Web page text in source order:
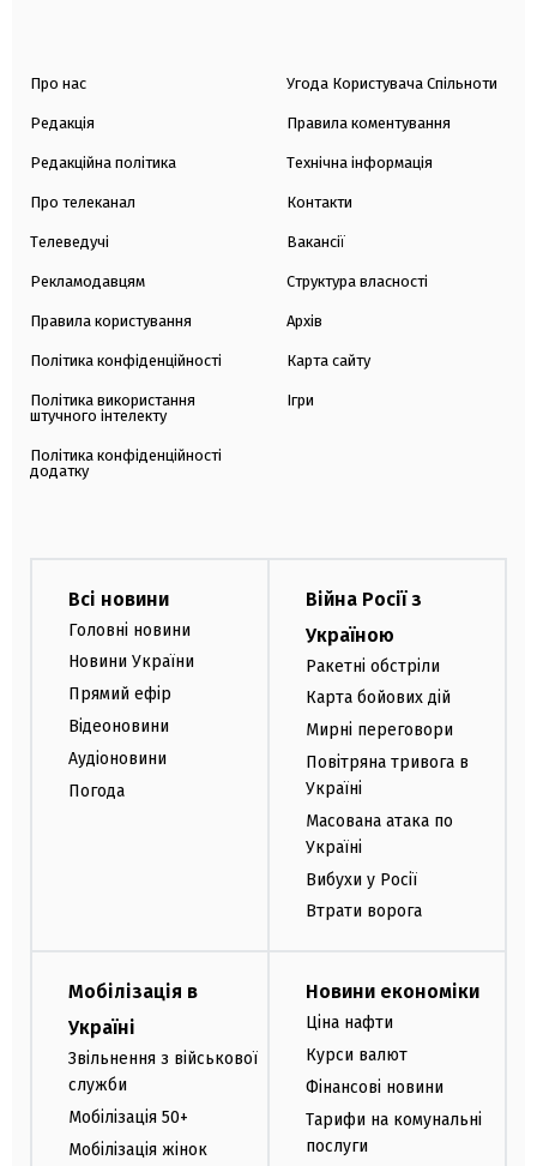
Про нас
Редакція
Редакційна політика
Про телеканал
Телеведучі
Рекламодавцям
Правила користування
Політика конфіденційності
Політика використання
штучного інтелекту
Політика конфіденційності
додатку
Угода Користувача Спільноти
Правила коментування
Технічна інформація
Контакти
Вакансії
Структура власності
Архів
Карта сайту
Ігри
Всі новини
Головні новини
Новини України
Прямий ефір
Відеоновини
Аудіоновини
Погода
Війна Росії з
Україною
Ракетні обстріли
Карта бойових дій
Мирні переговори
Повітряна тривога в
Україні
Масована атака по
Україні
Вибухи у Росії
Втрати ворога
Мобілізація в
Україні
Звільнення з військової
служби
Мобілізація 50+
Мобілізація жінок
Новини економіки
Ціна нафти
Курси валют
Фінансові новини
Тарифи на комунальні
послуги